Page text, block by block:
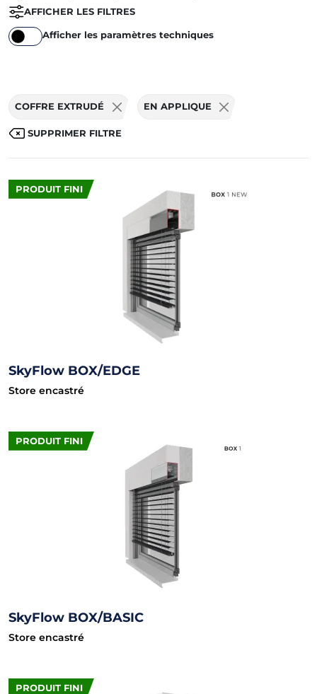
AFFICHER LES FILTRES
Afficher les paramètres techniques
COFFRE EXTRUDÉ EN APPLIQUE
SUPPRIMER FILTRE
PRODUIT FINI
SkyFlow BOX/EDGE
Store encastré
PRODUIT FINI
SkyFlow BOX/BASIC
Store encastré
PRODUIT FINI